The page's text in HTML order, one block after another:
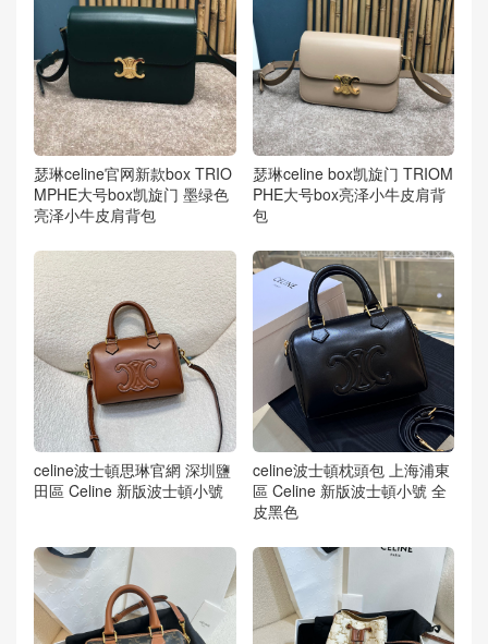
瑟琳celine官网新款box TRIO
MPHE大号box凯旋门 墨绿色
亮泽小牛皮肩背包
瑟琳celine box凯旋门 TRIOM
PHE大号box亮泽小牛皮肩背
包
celine波士頓思琳官網 深圳鹽
田區 Celine 新版波士頓小號
celine波士頓枕頭包 上海浦東
區 Celine 新版波士頓小號 全
皮黑色